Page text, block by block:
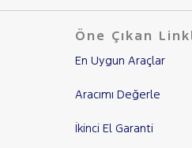
Öne Çıkan
En Uygun Araçlar
Aracımı Değerle
İkinci El Garanti